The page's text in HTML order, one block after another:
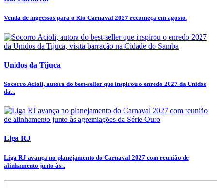
Venda de ingressos para o Rio Carnaval 2027 recomeça em agosto.
Unidos da Tijuca
Socorro Acioli, autora do best-seller que inspirou o enredo 2027 da Unidos
da...
Liga RJ
Liga RJ avança no planejamento do Carnaval 2027 com reunião de
alinhamento junto às...